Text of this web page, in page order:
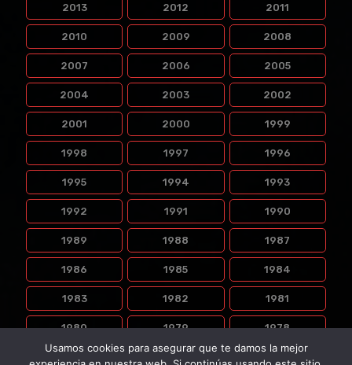
2013 2012 2011
2010 2009 2008
2007 2006 2005
2004 2003 2002
2001 2000 1999
1998 1997 1996
1995 1994 1993
1992 1991 1990
1989 1988 1987
1986 1985 1984
1983 1982 1981
1980 1979 1978
1976
Usamos cookies para asegurar que te damos la mejor